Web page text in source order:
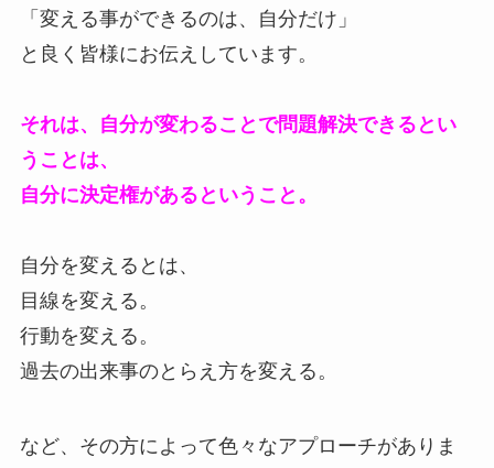
「変える事ができるのは、自分だけ」
と良く皆様にお伝えしています。
それは、自分が変わることで問題解決できるとい
うことは、
自分に決定権があるということ。
自分を変えるとは、
目線を変える。
行動を変える。
過去の出来事のとらえ方を変える。
など、その方によって色々なアプローチがありま